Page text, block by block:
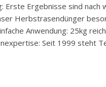
Erste Ergebnisse sind nach
Herbstrasendünger
Anwendung: 25kg
Seit 1999 steht